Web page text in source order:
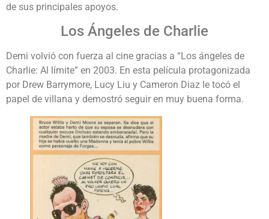
de sus principales apoyos.
Los Ángeles de Charlie
Demi volvió con fuerza al cine gracias a “Los ángeles de
Charlie: Al límite” en 2003. En esta película protagonizada
por Drew Barrymore, Lucy Liu y Cameron Diaz le tocó el
papel de villana y demostró seguir en muy buena forma.